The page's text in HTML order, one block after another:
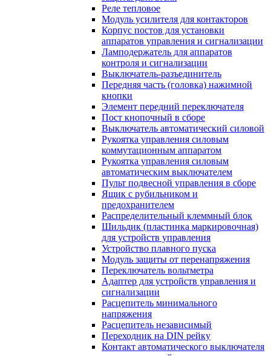
Реле тепловое
Модуль усилителя для контакторов
Корпус постов для установки
аппаратов управления и сигнализации
Ламподержатель для аппаратов
контроля и сигнализации
Выключатель-разъединитель
Передняя часть (головка) нажимной
кнопки
Элемент передний переключателя
Пост кнопочный в сборе
Выключатель автоматический силовой
Рукоятка управления силовым
коммутационным аппаратом
Рукоятка управления силовым
автоматическим выключателем
Пульт подвесной управления в сборе
Ящик с рубильником и
предохранителем
Распределительный клеммный блок
Шильдик (пластинка маркировочная)
для устройств управления
Устройство плавного пуска
Модуль защиты от перенапряжения
Переключатель вольтметра
Адаптер для устройств управления и
сигнализации
Расцепитель минимального
напряжения
Расцепитель независимый
Переходник на DIN рейку
Контакт автоматического выключателя